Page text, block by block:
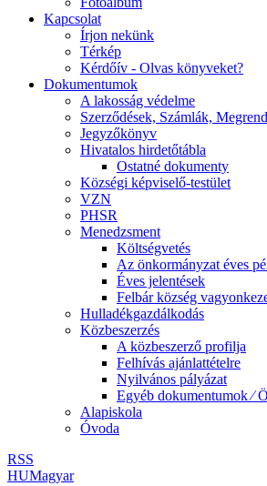
Kapcsolat
Írjon nekünk
Térkép
Kérdőív - Olvas könyveket?
Dokumentumok
A lakosság védelme
Szerződések, Számlák,
Jegyzőkönyv
Hivatalos hirdetőtábla
Ostatné dokumenty
Községi képviselő-testület
VZN
PHSR
Menedzsment
Költségvetés
Az önkormányzat éves
Éves jelentések
Felbár község
Hulladékgazdálkodás
Közbeszerzés
A közbeszerző profilja
Felhívás ajánlattételre
Nyilvános pályázat
Egyéb dokumentumok ⁄
Alapiskola
Óvoda
RSS
HUMagyar